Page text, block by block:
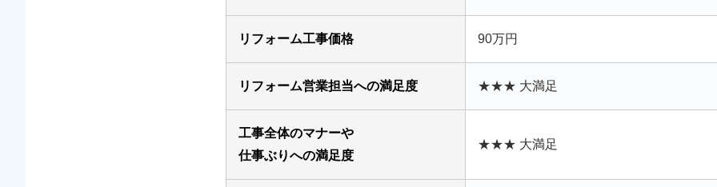
リフォーム工事価格 90万円
リフォーム営業担当への満足度 ★★★ 大満足
工事全体のマナーや
仕事ぶりへの満足度
★★★ 大満足